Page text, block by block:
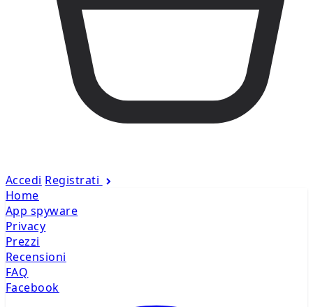
Accedi Registrati
Home
App spyware
Privacy
Prezzi
Recensioni
FAQ
Facebook